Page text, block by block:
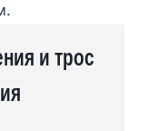
и трос